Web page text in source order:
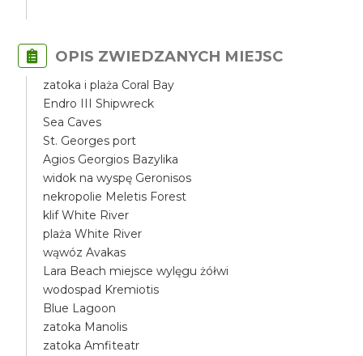
OPIS ZWIEDZANYCH MIEJSC
zatoka i plaża Coral Bay
Endro III Shipwreck
Sea Caves
St. Georges port
Agios Georgios Bazylika
widok na wyspę Geronisos
nekropolie Meletis Forest
klif White River
plaża White River
wąwóz Avakas
Lara Beach miejsce wylęgu żółwi
wodospad Kremiotis
Blue Lagoon
zatoka Manolis
zatoka Amfiteatr